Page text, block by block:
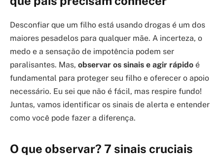
Desconfiar que um filho está usando drogas é um dos
maiores pesadelos para qualquer mãe. A incerteza, o
medo e a sensação de impotência podem ser
paralisantes. Mas, observar os sinais e agir rápido é
fundamental para proteger seu filho e oferecer o apoio
necessário. Eu sei que não é fácil, mas respire fundo!
Juntas, vamos identificar os sinais de alerta e entender
como você pode fazer a diferença.
O que observar? 7 sinais cruciais